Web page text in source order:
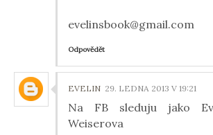
evelinsbook@gmail.com
Odpovědět
EVELIN 29. LEDNA 2013 V 19:21
Na FB sleduju jako
Weiserova